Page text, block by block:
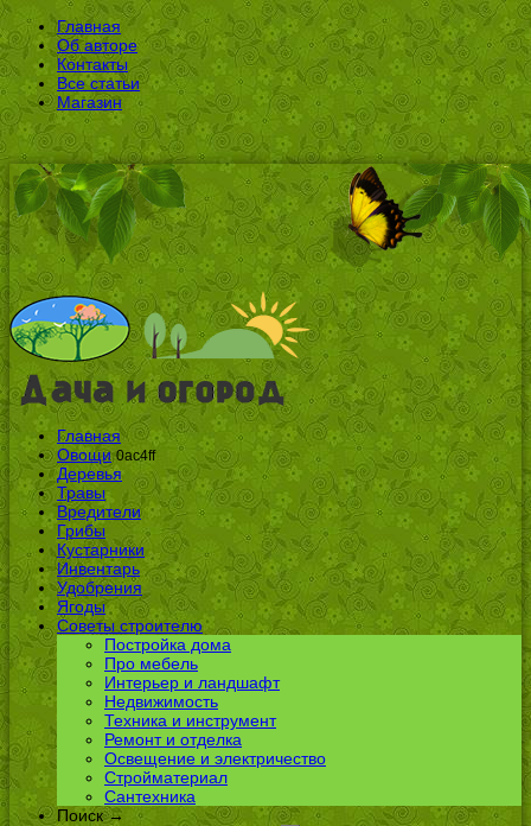
Главная
Об авторе
Контакты
Все статьи
Магазин
Главная
Овощи 0ac4ff
Деревья
Травы
Вредители
Грибы
Кустарники
Инвентарь
Удобрения
Ягоды
Советы строителю
Постройка дома
Про мебель
Интерьер и ландшафт
Недвижимость
Техника и инструмент
Ремонт и отделка
Освещение и электричество
Стройматериал
Сантехника
Поиск →